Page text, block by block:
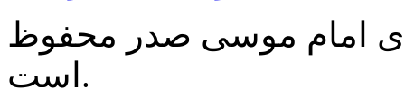
امام موسی صدر محفوظ
است.